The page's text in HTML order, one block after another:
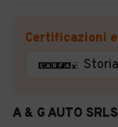
Certificazioni
A & G AUTO SRLS